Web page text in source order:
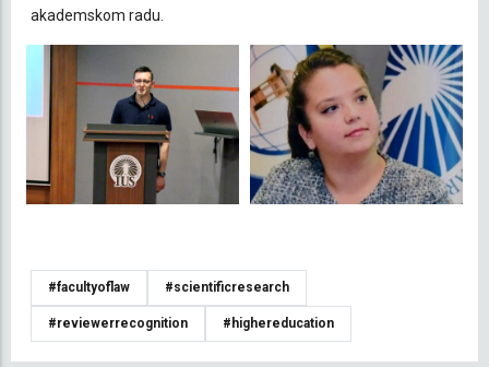
akademskom radu.
#facultyoflaw #scientificresearch
#reviewerrecognition #highereducation